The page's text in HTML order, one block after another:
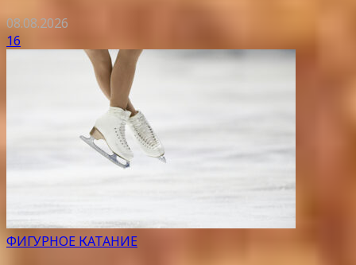
08.08.2026
16
ФИГУРНОЕ КАТАНИЕ